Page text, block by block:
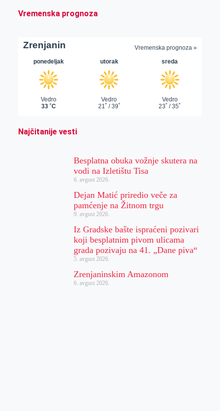
Vremenska prognoza
Najčitanije vesti
Besplatna obuka vožnje skutera na
vodi na Izletištu Tisa
6. avgust 2026.
Dejan Matić priredio veče za
pamćenje na Žitnom trgu
9. avgust 2026.
Iz Gradske bašte ispraćeni pozivari
koji besplatnim pivom ulicama
grada pozivaju na 41. „Dane piva“
5. avgust 2026.
Zrenjaninskim Amazonom
6. avgust 2026.